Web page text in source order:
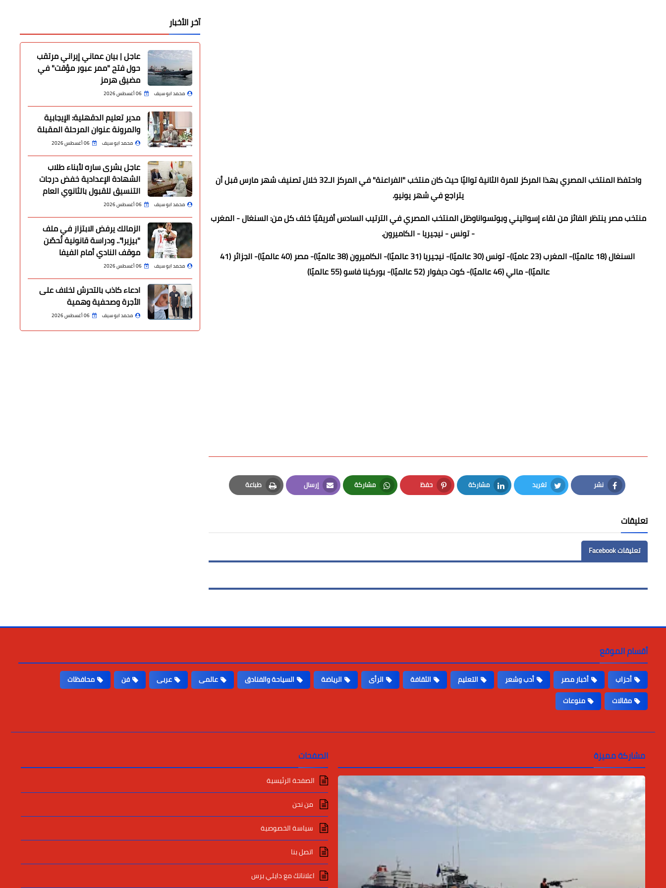
واحتفظ المنتخب المصري بهذا المركز للمرة الثانية تواليًا حيث كان منتخب "الفراعنة" في المركز الـ32 خلال تصنيف شهر مارس قبل أن
يتراجع في شهر يونيو.
منتخب مصر ينتظر الفائز من لقاء إسواتيني وبوتسواناوظل المنتخب المصري في الترتيب السادس أفريقيًا خلف كل من: السنغال - المغرب
- تونس - نيجيريا - الكاميرون.
السنغال (18 عالميًا)- المغرب (23 عاميًا)- تونس (30 عالميًا)- نيجيريا (31 عالميًا)- الكاميرون (38 عالميًا)- مصر (40 عالميًا)- الجزائر (41
عالميًا)- مالي (46 عالميًا)- كوت ديفوار (52 عالميًا)- بوركينا فاسو (55 عالميًا)
نشر
Facebook
تغريد
Twitter
مشاركة
LinkedIn
حفظ
Pinterest
مشاركة
Whatsapp
إرسال
Email
طباعة
Print
تعليقات
تعليقات Facebook
آخر الأخبار
عاجل | بيان عماني إيراني مرتقب
حول فتح "ممر عبور مؤقت" في
مضيق هرمز
محمد ابو سيف 06 أغسطس 2026
مدير تعليم الدقهلية: الإيجابية
والمرونة عنوان المرحلة المقبلة
محمد ابو سيف 06 أغسطس 2026
عاجل بشرى ساره لأبناء طلاب
الشهادة الإعدادية خفض درجات
التنسيق للقبول بالثانوي العام
محمد ابو سيف 06 أغسطس 2026
الزمالك يرفض الابتزاز في ملف
"بيزيرا".. ودراسة قانونية تُحصّن
موقف النادي أمام الفيفا
محمد ابو سيف 06 أغسطس 2026
ادعاء كاذب بالتحرش لخلاف على
الأجرة وصحفية وهمية
محمد ابو سيف 06 أغسطس 2026
أقسام الموقع
أحزاب أخبار مصر أدب وشعر التعليم الثقافة الرأى الرياضة السياحة والفنادق عالمى عربى فن
محافظات
مقالات
منوعات
مشاركة مميزة الصفحات
الصفحة الرئيسية
من نحن
سياسة الخصوصية
اتصل بنا
اعلاناتك مع دايلي برس